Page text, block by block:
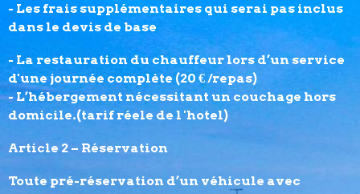
- Les frais supplémentaires qui serai pas inclus
dans le devis de base
- La restauration du chauffeur lors d’un service
d'une journée complète (20 € /repas)
- L’hébergement nécessitant un couchage hors
domicile.(tarif réele de l 'hotel)
Article 2 – Réservation
Toute pré-réservation d’un véhicule avec